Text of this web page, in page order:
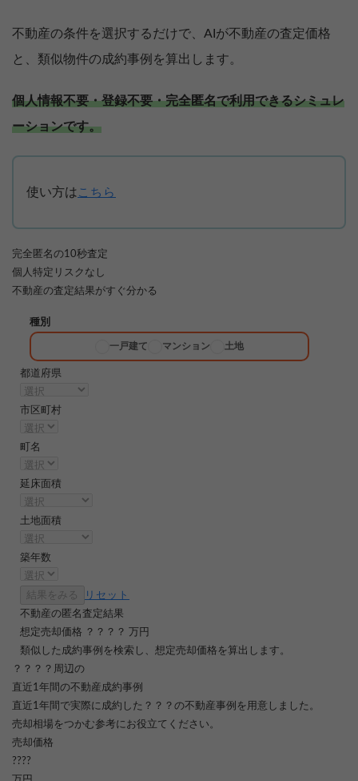
不動産の条件を選択するだけで、AIが不動産の査定価格
と、類似物件の成約事例を算出します。
個人情報不要・登録不要・完全匿名で利用できるシミュレ
ーションです。
使い方は こちら
完全匿名の10秒査定
個人特定リスクなし
不動産の査定結果がすぐ分かる
種別
一戸建て マンション 土地
都道府県
市区町村
町名
延床面積
土地面積
築年数
結果をみる
リセット
不動産の匿名査定結果
想定売却価格
？？？？
万円
類似した成約事例を検索し、想定売却価格を算出します。
？？？？ 周辺の
直近1年間の不動産成約事例
直近1年間で実際に成約した？？？の不動産事例を用意しました。
売却相場をつかむ参考にお役立てください。
売却価格
????